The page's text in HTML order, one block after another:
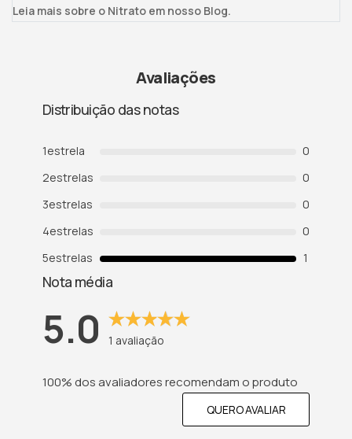
Leia mais sobre o Nitrato em nosso Blog.
Avaliações
Distribuição das notas
1estrela
0
2estrelas
0
3estrelas
0
4estrelas
0
5estrelas 1
Nota média
5.0 1 avaliação
100% dos avaliadores recomendam o produto
QUERO AVALIAR